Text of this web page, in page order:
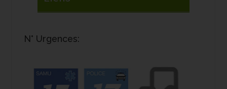
N° Urgences: